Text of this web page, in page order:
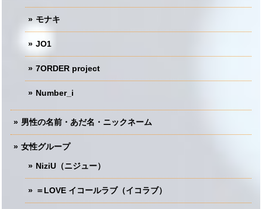
モナキ
JO1
7ORDER project
Number_i
男性の名前・あだ名・ニックネーム
女性グループ
NiziU（ニジュー）
＝LOVE イコールラブ（イコラブ）